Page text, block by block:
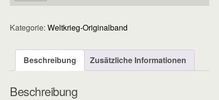
-
6
Kategorie: Weltkrieg-Originalband
Beschreibung Zusätzliche Informationen
Beschreibung